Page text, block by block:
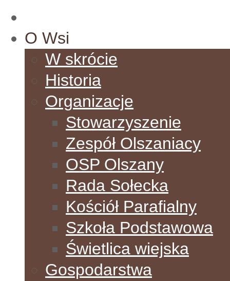
O Wsi
W skrócie
Historia
Organizacje
Stowarzyszenie
Zespół Olszaniacy
OSP Olszany
Rada Sołecka
Kościół Parafialny
Szkoła Podstawowa
Świetlica wiejska
Gospodarstwa